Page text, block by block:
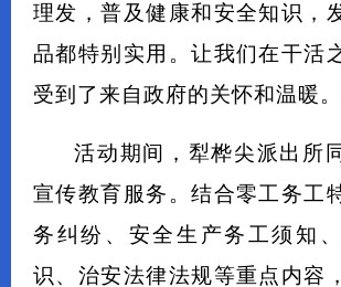
理发，普及健康和安全知识，
品都特别实用。让我们在干活
受到了来自政府的关怀和温暖
活动期间，犁桦尖派出所
宣传教育服务。结合零工务工
务纠纷、安全生产务工须知
识、治安法律法规等重点内容